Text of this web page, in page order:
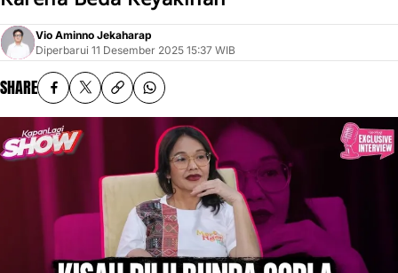
Vio Aminno Jekaharap
Diperbarui 11 Desember 2025 15:37 WIB
SHARE